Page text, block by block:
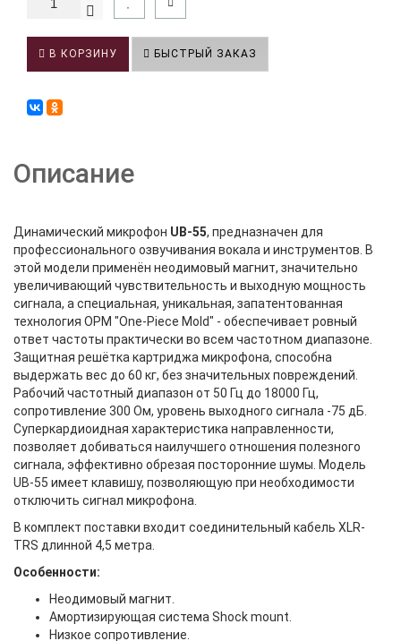
В КОРЗИНУ БЫСТРЫЙ ЗАКАЗ
Описание
Динамический микрофон UB-55, предназначен для
профессионального озвучивания вокала и инструментов. В
этой модели применён неодимовый магнит, значительно
увеличивающий чувствительность и выходную мощность
сигнала, а специальная, уникальная, запатентованная
технология OPM "One-Piece Mold" - обеспечивает ровный
ответ частоты практически во всем частотном диапазоне.
Защитная решётка картриджа микрофона, способна
выдержать вес до 60 кг, без значительных повреждений.
Рабочий частотный диапазон от 50 Гц до 18000 Гц,
сопротивление 300 Ом, уровень выходного сигнала -75 дБ.
Суперкардиоидная характеристика направленности,
позволяет добиваться наилучшего отношения полезного
сигнала, эффективно обрезая посторонние шумы. Модель
UB-55 имеет клавишу, позволяющую при необходимости
отключить сигнал микрофона.
В комплект поставки входит соединительный кабель XLR-
TRS длинной 4,5 метра.
Особенности:
Неодимовый магнит.
Амортизирующая система Shock mount.
Низкое сопротивление.